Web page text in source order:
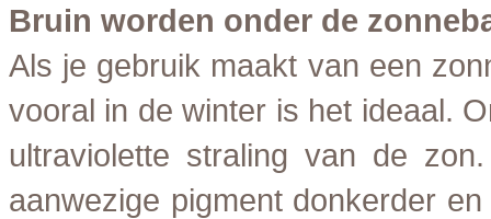
Bruin worden onder de
Als je gebruik maakt van een
vooral in de winter is het ideaal.
ultraviolette straling van de
aanwezige pigment donkerder